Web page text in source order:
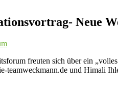
Neue
freuten sich über ein
teamweckmann.de und Himali